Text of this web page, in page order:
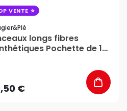
VENTE
longs fibres
Pochette de 12
€